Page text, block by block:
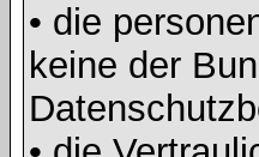
• die
keine der